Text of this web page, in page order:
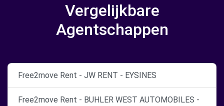
Vergelijkbare
Agentschappen
Free2move Rent - JW RENT - EYSINES
Free2move Rent - BUHLER WEST AUTOMOBILES -